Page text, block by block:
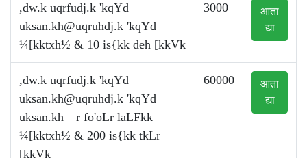
,dw.k uqrfudj.k 'kqYd
uksan.kh@uqruhdj.k 'kqYd
¼[kktxh½ & 10 is{kk deh [kkVk
3000
आता
द्या
,dw.k uqrfudj.k 'kqYd
uksan.kh@uqruhdj.k 'kqYd
uksan.kh—r fo'oLr laLFkk
¼[kktxh½ & 200 is{kk tkLr
[kkVk
60000
आता
द्या